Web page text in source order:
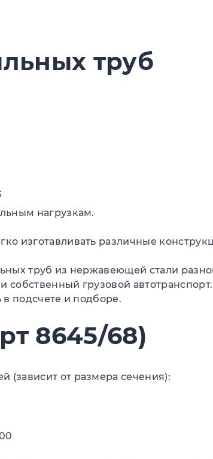
труб
нагрузкам.
изготавливать различные
труб из нержавеющей стали
собственный грузовой
подсчете и подборе.
8645/68)
от размера сечения):